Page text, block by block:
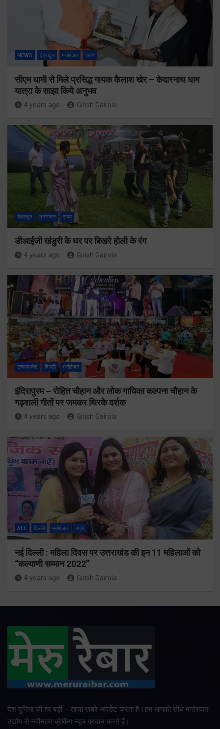
NEWS देहरादून मनोरंजन राज्य
सीएम धामी से मिले प्रसिद्ध गायक कैलाश खेर – केदारनाथ धाम
यात्रा के साझा किये अनुभव
4 years ago Girish Gairola
देहरादून मनोरंजन राज्य
डीआईजी खंडुरी के घर पर बिखरे होली के रंग
4 years ago Girish Gairola
उत्तरप्रदेश दिल्ली मनोरंजन
इंदिरापुरम – रोहित चौहान और लोक गायिका कल्पना चौहान के
गढ़वाली गीतों पर जमकर थिरके दर्शक
4 years ago Girish Gairola
ALL दिल्ली मनोरंजन राज्य
नई दिल्ली : महिला दिवस पर उत्तराखंड की इन 11 महिलाओं को
“कल्याणी सम्मान 2022”
4 years ago Girish Gairola
देश दुनिया की हर बड़ी – ताजा खबरे अपडेट करता है | हम आपको सीधे मनोरंजन
उद्योग से नवीनतम ब्रेकिंग न्यूज प्रदान करते हैं।